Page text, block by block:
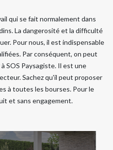
qui se fait normalement dans
La dangerosité et la difficulté
Pour nous, il est indispensable
Par conséquent, on peut
SOS Paysagiste. Il est une
Sachez qu'il peut proposer
à toutes les bourses. Pour le
et sans engagement.